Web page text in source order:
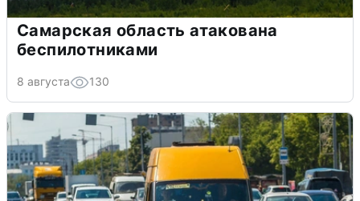
Самарская область атакована
беспилотниками
8 августа 130